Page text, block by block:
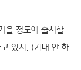
을 정도에 출시할
있지. (기대 안 하